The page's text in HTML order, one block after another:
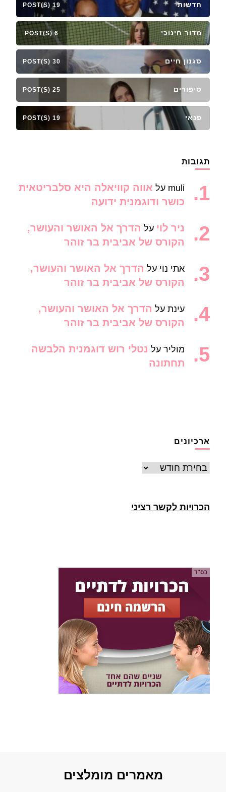
חדשות 19 POST(S)
מדור חינוכי 6 POST(S)
סגנון חיים 30 POST(S)
סיפורים 25 POST(S)
פנאי 19 POST(S)
תגובות
muli על אווה קוויאלה היא סלבריטאית
כושר ודוגמנית ידועה
ניר לוי על הדרך אל האושר והעושר,
הקורס של אביבית בר זוהר
אתי נוי על הדרך אל האושר והעושר,
הקורס של אביבית בר זוהר
עינת על הדרך אל האושר והעושר,
הקורס של אביבית בר זוהר
מוליר על נטלי רוש דוגמנית הלבשה
תחתונה
ארכיונים
ארכיונים
הכרויות לקשר רציני
מאמרים מומלצים